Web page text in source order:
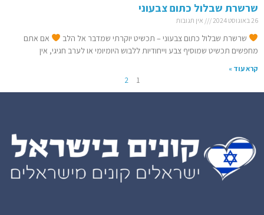
שרשרת שבלול כתום צבעוני
26 באוגוסט 2024 אין תגובות
שרשרת שבלול כתום צבעוני – תכשיט יוקרתי שמדבר אל הלב
אם אתם
מחפשים תכשיט שמוסיף צבע וייחודיות ללבוש היומיומי או לערב חגיגי, אין
קרא עוד »
1
2